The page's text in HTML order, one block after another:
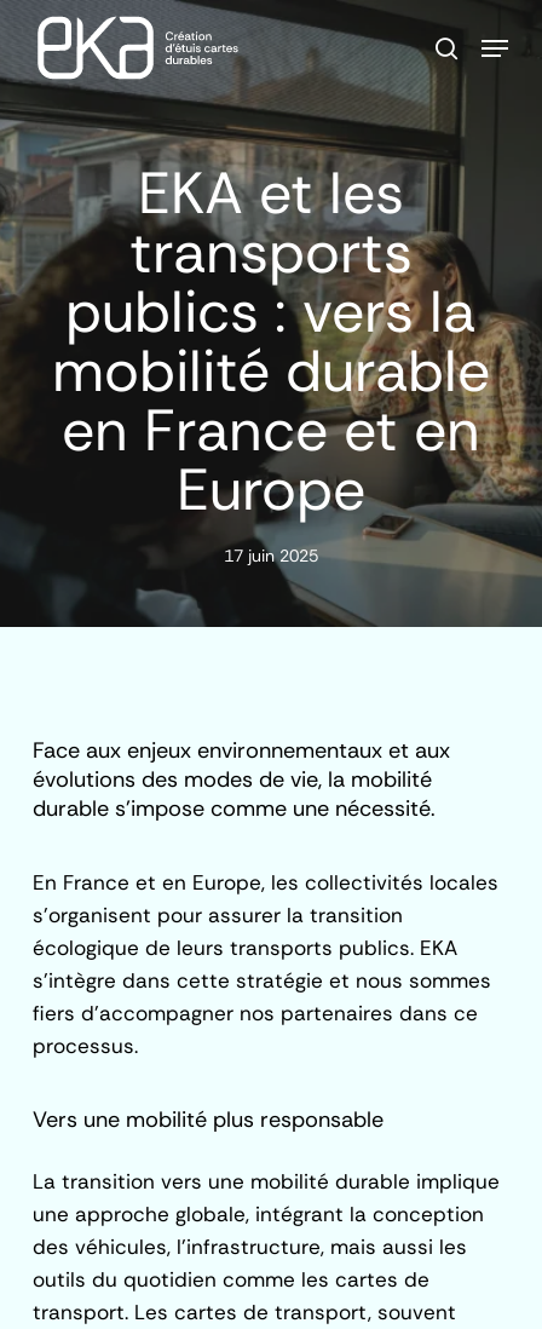
content
search
Menu
EKA et les
transports
publics : vers la
mobilité durable
en France et en
Europe
17 juin 2025
Face aux enjeux environnementaux et aux
évolutions des modes de vie, la mobilité
durable s’impose comme une nécessité.
En France et en Europe, les collectivités locales
s’organisent pour assurer la transition
écologique de leurs transports publics. EKA
s’intègre dans cette stratégie et nous sommes
fiers d’accompagner nos partenaires dans ce
processus.
Vers une mobilité plus responsable
La transition vers une mobilité durable implique
une approche globale, intégrant la conception
des véhicules, l’infrastructure, mais aussi les
outils du quotidien comme les cartes de
transport. Les cartes de transport, souvent